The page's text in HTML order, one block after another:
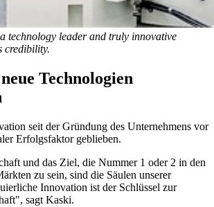
technology leader and truly innovative
credibility.
Technologien
seit der Gründung des Unternehmens vor
Erfolgsfaktor geblieben.
und das Ziel, die Nummer 1 oder 2 in den
zu sein, sind die Säulen unserer
Innovation ist der Schlüssel zur
sagt Kaski.